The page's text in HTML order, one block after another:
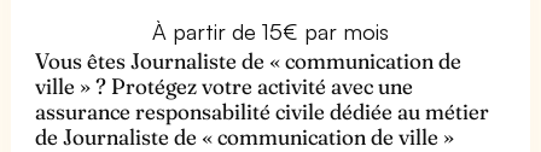
À partir de 15€ par mois
Vous êtes Journaliste de « communication de
ville » ? Protégez votre activité avec une
assurance responsabilité civile dédiée au métier
de Journaliste de « communication de ville »